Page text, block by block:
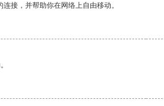
接，并帮助你在网络上自由移动。